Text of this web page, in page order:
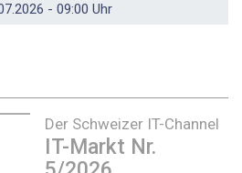
- 09:00 Uhr
Der Schweizer IT-Channel
IT-Markt Nr.